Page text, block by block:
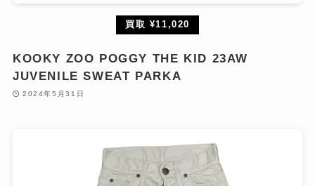
買取 ¥11,020
KOOKY ZOO POGGY THE KID 23AW
JUVENILE SWEAT PARKA
2024年5月31日